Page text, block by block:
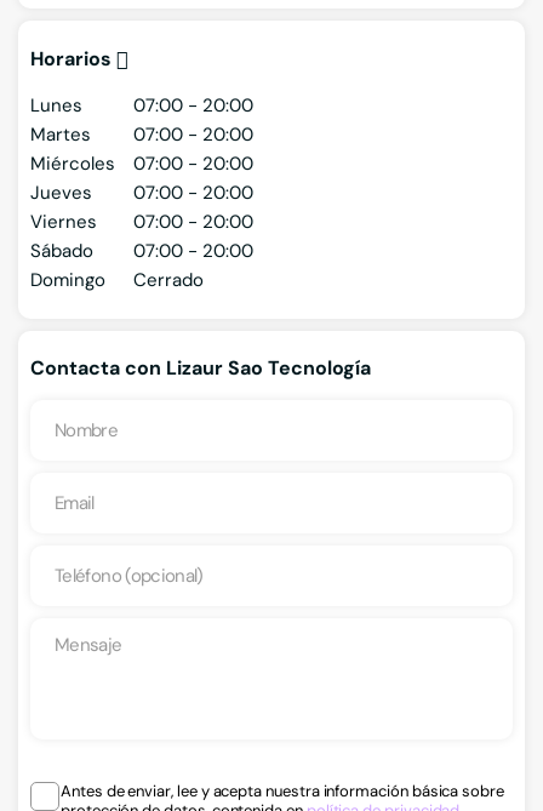
Horarios
Lunes
07:00 - 20:00
Martes
07:00 - 20:00
Miércoles
07:00 - 20:00
Jueves
07:00 - 20:00
Viernes
07:00 - 20:00
Sábado
07:00 - 20:00
Domingo
Cerrado
Contacta con Lizaur Sao Tecnología
Antes de enviar, lee y acepta nuestra información básica sobre